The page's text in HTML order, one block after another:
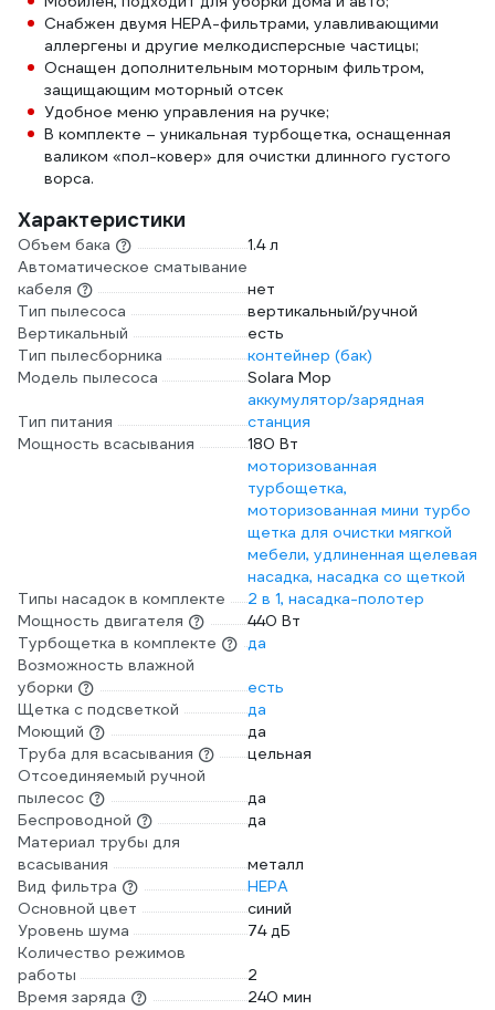
Снабжен двумя HEPA-фильтрами, улавливающими
аллергены и другие мелкодисперсные частицы;
Оснащен дополнительным моторным фильтром,
защищающим моторный отсек
Удобное меню управления на ручке;
В комплекте – уникальная турбощетка, оснащенная
валиком «пол-ковер» для очистки длинного густого
ворса.
Характеристики
Объем бака
1.4 л
Автоматическое сматывание
кабеля
нет
Тип пылесоса
вертикальный/ручной
Вертикальный
есть
Тип пылесборника
контейнер (бак)
Модель пылесоса
Solara Mop
Тип питания
аккумулятор/зарядная
станция
Мощность всасывания
180 Вт
Типы насадок в комплекте
моторизованная
турбощетка,
моторизованная мини турбо
щетка для очистки мягкой
мебели, удлиненная щелевая
насадка, насадка со щеткой
2 в 1, насадка-полотер
Мощность двигателя
440 Вт
Турбощетка в комплекте
да
Возможность влажной
уборки
есть
Щетка с подсветкой
да
Моющий
да
Труба для всасывания
цельная
Отсоединяемый ручной
пылесос
да
Беспроводной
да
Материал трубы для
всасывания
металл
Вид фильтра
HEPA
Основной цвет
синий
Уровень шума
74 дБ
Количество режимов
работы
2
Время заряда
240 мин